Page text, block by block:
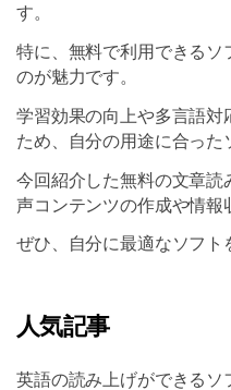
す。
特に、無料で利用できるソ
のが魅力です。
学習効果の向上や多言語対
ため、自分の用途に合った
今回紹介した無料の文章
声コンテンツの作成や情報
ぜひ、自分に最適なソフト
人気記事
英語の読み上げができる